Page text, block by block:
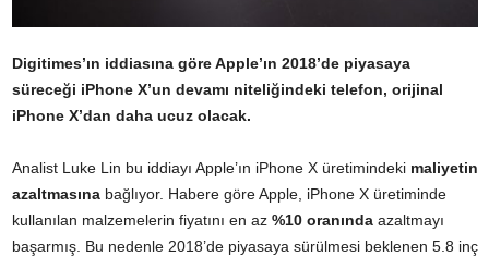
Digitimes’ın iddiasına göre Apple’ın 2018’de piyasaya
süreceği iPhone X’un devamı niteliğindeki telefon, orijinal
iPhone X’dan daha ucuz olacak.
Analist Luke Lin bu iddiayı Apple’ın iPhone X üretimindeki maliyetin
azaltmasına bağlıyor. Habere göre Apple, iPhone X üretiminde
kullanılan malzemelerin fiyatını en az %10 oranında azaltmayı
başarmış. Bu nedenle 2018’de piyasaya sürülmesi beklenen 5.8 inç